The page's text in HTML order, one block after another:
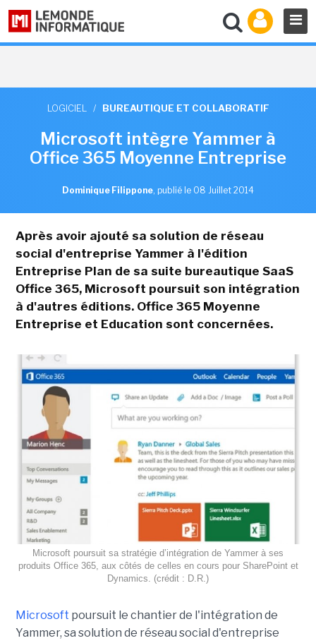
LOGICIEL / BUREAUTIQUE ET COLLABORATIF
Microsoft intègre Yammer à
Office 365 Moyenne Entreprise
Dominique Filippone, publié le 08 Juillet 2014
Après avoir ajouté sa solution de réseau
social d'entreprise Yammer à l'édition
Entreprise Plan de sa suite bureautique SaaS
Office 365, Microsoft poursuit son intégration
à d'autres éditions. Office 365 Moyenne
Entreprise et Education sont concernées.
Microsoft poursuit sa stratégie d’intégration de Yammer à ses
produits Office 365, aux côtés de celles en cours pour SharePoint et
Dynamics. (crédit : D.R.)
Microsoft poursuit le chantier de l'intégration de
Yammer, sa solution de réseau social d'entreprise